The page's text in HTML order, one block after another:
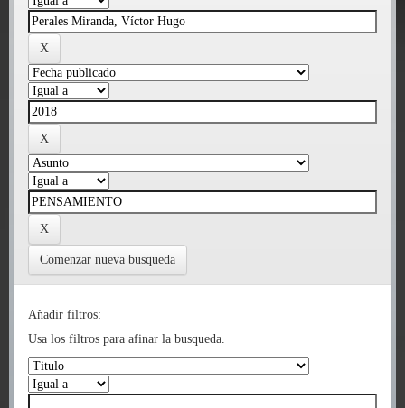
Comenzar nueva busqueda
Añadir filtros:
Usa los filtros para afinar la busqueda.